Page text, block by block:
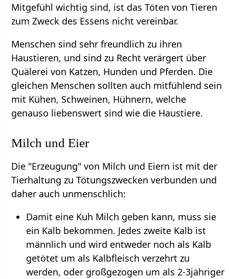
Mitgefühl wichtig sind, ist das Töten von Tieren
zum Zweck des Essens nicht vereinbar.
Menschen sind sehr freundlich zu ihren
Haustieren, und sind zu Recht verärgert über
Quälerei von Katzen, Hunden und Pferden. Die
gleichen Menschen sollten auch mitfühlend sein
mit Kühen, Schweinen, Hühnern, welche
genauso liebenswert sind wie die Haustiere.
Milch und Eier
Die "Erzeugung" von Milch und Eiern ist mit der
Tierhaltung zu Tötungszwecken verbunden und
daher auch unmenschlich:
Damit eine Kuh Milch geben kann, muss sie
ein Kalb bekommen. Jedes zweite Kalb ist
männlich und wird entweder noch als Kalb
getötet um als Kalbfleisch verzehrt zu
werden, oder großgezogen um als 2-3jähriger